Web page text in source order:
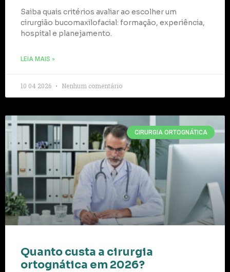
Saiba quais critérios avaliar ao escolher um
cirurgião bucomaxilofacial: formação, experiência,
hospital e planejamento.
LEIA MAIS »
10 04 2026 Nenhum comentário
CIRURGIA ORTOGNÁTICA
Quanto custa a cirurgia
ortognática em 2026?